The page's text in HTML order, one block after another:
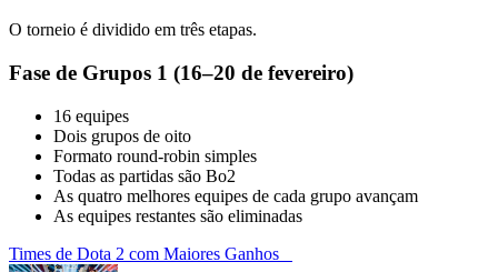
O torneio é dividido em três etapas.
Fase de Grupos 1 (16–20 de fevereiro)
16 equipes
Dois grupos de oito
Formato round-robin simples
Todas as partidas são Bo2
As quatro melhores equipes de cada grupo avançam
As equipes restantes são eliminadas
Times de Dota 2 com Maiores Ganhos